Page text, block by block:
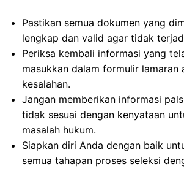
Pastikan semua dokumen yang
lengkap dan valid agar tidak
Periksa kembali informasi yang
masukkan dalam formulir lamaran
kesalahan.
Jangan memberikan informasi
tidak sesuai dengan kenyataan
masalah hukum.
Siapkan diri Anda dengan baik
semua tahapan proses seleksi